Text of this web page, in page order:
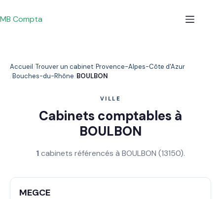
au
contenu
MB Compta
Accueil Trouver un cabinet Provence-Alpes-Côte d'Azur
Bouches-du-Rhône BOULBON
VILLE
Cabinets comptables à
BOULBON
1cabinets référencés à BOULBON (13150).
MEGCE